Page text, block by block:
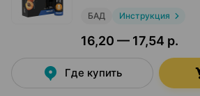
БАД Инструкция
16,20 — 17,54 р.
Где купить